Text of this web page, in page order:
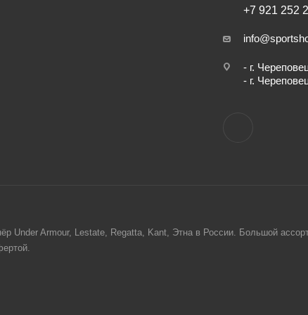
+7 921 252
- г.
- г.
Under Armour, Lestate, Regatta, Kant, Этна в России. Большой